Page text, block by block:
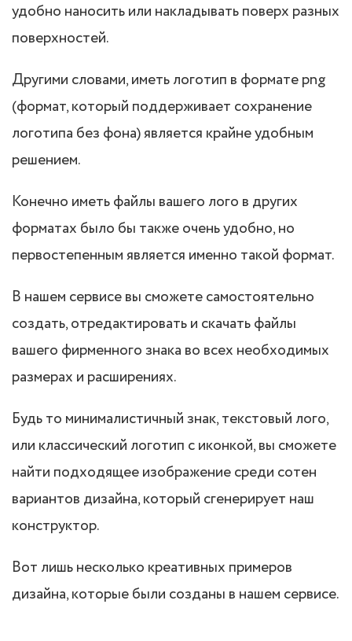
удобно наносить или накладывать поверх разных
поверхностей.
Другими словами, иметь логотип в формате png
(формат, который поддерживает сохранение
логотипа без фона) является крайне удобным
решением.
Конечно иметь файлы вашего лого в других
форматах было бы также очень удобно, но
первостепенным является именно такой формат.
В нашем сервисе вы сможете самостоятельно
создать, отредактировать и скачать файлы
вашего фирменного знака во всех необходимых
размерах и расширениях.
Будь то минималистичный знак, текстовый лого,
или классический логотип с иконкой, вы сможете
найти подходящее изображение среди сотен
вариантов дизайна, который сгенерирует наш
конструктор.
Вот лишь несколько креативных примеров
дизайна, которые были созданы в нашем сервисе.